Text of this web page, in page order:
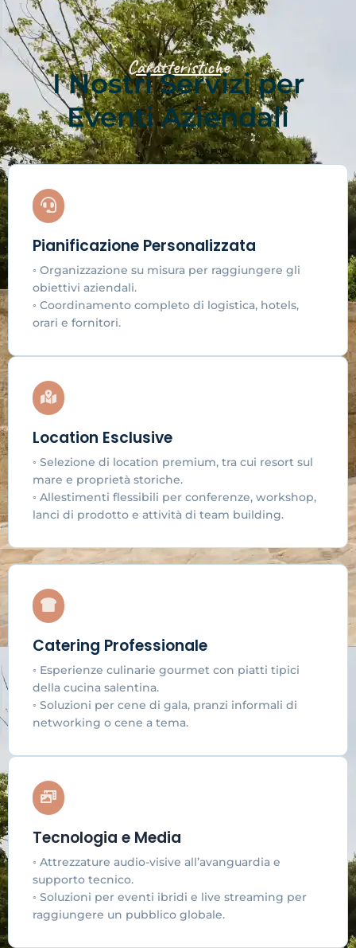
Caratteristiche
I Nostri Servizi per
Eventi Aziendali
Pianificazione Personalizzata
◦ Organizzazione su misura per raggiungere gli
obiettivi aziendali.
◦ Coordinamento completo di logistica, hotels,
orari e fornitori.
Location Esclusive
◦ Selezione di location premium, tra cui resort sul
mare e proprietà storiche.
◦ Allestimenti flessibili per conferenze, workshop,
lanci di prodotto e attività di team building.
Catering Professionale
◦ Esperienze culinarie gourmet con piatti tipici
della cucina salentina.
◦ Soluzioni per cene di gala, pranzi informali di
networking o cene a tema.
Tecnologia e Media
◦ Attrezzature audio-visive all’avanguardia e
supporto tecnico.
◦ Soluzioni per eventi ibridi e live streaming per
raggiungere un pubblico globale.